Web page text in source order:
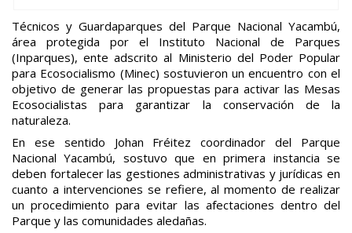
Técnicos y Guardaparques del Parque Nacional Yacambú,
área protegida por el Instituto Nacional de Parques
(Inparques), ente adscrito al Ministerio del Poder Popular
para Ecosocialismo (Minec) sostuvieron un encuentro con el
objetivo de generar las propuestas para activar las Mesas
Ecosocialistas para garantizar la conservación de la
naturaleza.
En ese sentido Johan Fréitez coordinador del Parque
Nacional Yacambú, sostuvo que en primera instancia se
deben fortalecer las gestiones administrativas y jurídicas en
cuanto a intervenciones se refiere, al momento de realizar
un procedimiento para evitar las afectaciones dentro del
Parque y las comunidades aledañas.